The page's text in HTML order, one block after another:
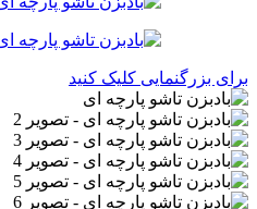
برای بزرگنمایی کلیک کنید